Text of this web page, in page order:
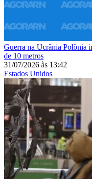
Guerra na Ucrânia Polônia
de 10 metros
31/07/2026 às 13:42
Estados Unidos